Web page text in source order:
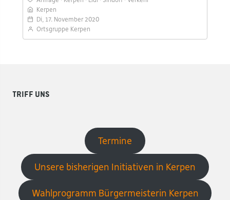
Kerpen
Di, 17. November 2020
Ortsgruppe Kerpen
Triff uns
Termine
Unsere bisherigen Initiativen in Kerpen
Wahlprogramm Bürgermeisterin Kerpen